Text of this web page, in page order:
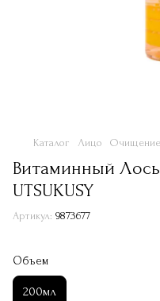
Каталог Лицо Очищение
Витаминный
UTSUKUSY
Артикул: 9873677
Объем
200мл